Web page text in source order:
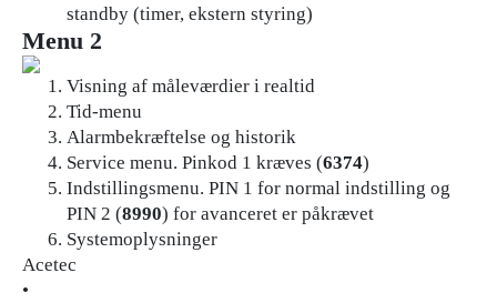
standby (timer, ekstern styring)
Menu 2
Visning af måleværdier i realtid
Tid-menu
Alarmbekræftelse og historik
Service menu. Pinkod 1 kræves (6374)
Indstillingsmenu. PIN 1 for normal indstilling og
PIN 2 (8990) for avanceret er påkrævet
Systemoplysninger
Acetec
•